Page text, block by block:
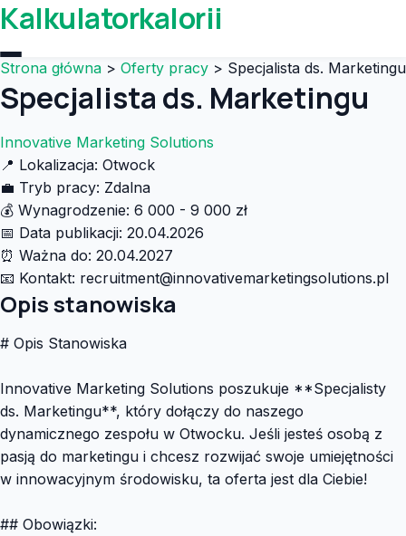
Kalkulatorkalorii
Strona główna > Oferty pracy > Specjalista ds. Marketingu
Specjalista ds. Marketingu
Innovative Marketing Solutions
📍 Lokalizacja: Otwock
💼 Tryb pracy: Zdalna
💰 Wynagrodzenie: 6 000 - 9 000 zł
📅 Data publikacji: 20.04.2026
⏰ Ważna do: 20.04.2027
📧 Kontakt: recruitment@innovativemarketingsolutions.pl
Opis stanowiska
# Opis Stanowiska
Innovative Marketing Solutions poszukuje **Specjalisty
ds. Marketingu**, który dołączy do naszego
dynamicznego zespołu w Otwocku. Jeśli jesteś osobą z
pasją do marketingu i chcesz rozwijać swoje umiejętności
w innowacyjnym środowisku, ta oferta jest dla Ciebie!
## Obowiązki: